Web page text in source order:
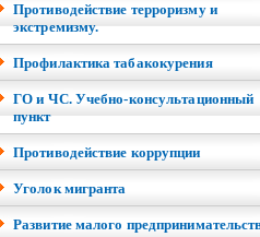
Противодействие терроризму и
экстремизму.
Профилактика табакокурения
ГО и ЧС. Учебно-консультационный
пункт
Противодействие коррупции
Уголок мигранта
Развитие малого